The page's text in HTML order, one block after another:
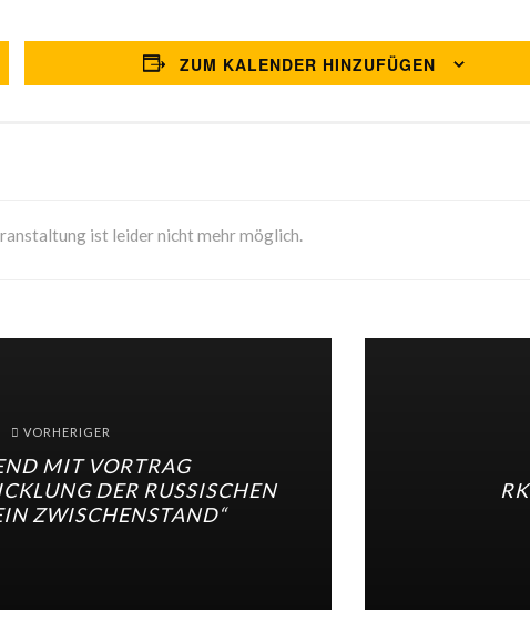
ZUM KALENDER HINZUFÜGEN
ist leider nicht mehr möglich.
VORHERIGER
MIT VORTRAG
DER RUSSISCHEN
ZWISCHENSTAND“